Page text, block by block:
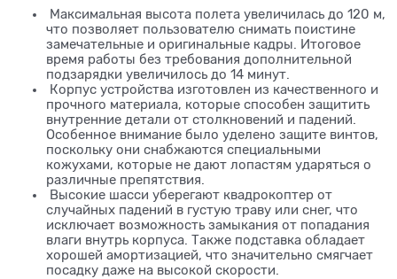
Максимальная высота полета увеличилась до 120 м,
что позволяет пользователю снимать поистине
замечательные и оригинальные кадры. Итоговое
время работы без требования дополнительной
подзарядки увеличилось до 14 минут.
Корпус устройства изготовлен из качественного и
прочного материала, которые способен защитить
внутренние детали от столкновений и падений.
Особенное внимание было уделено защите винтов,
поскольку они снабжаются специальными
кожухами, которые не дают лопастям ударяться о
различные препятствия.
Высокие шасси уберегают квадрокоптер от
случайных падений в густую траву или снег, что
исключает возможность замыкания от попадания
влаги внутрь корпуса. Также подставка обладает
хорошей амортизацией, что значительно смягчает
посадку даже на высокой скорости.